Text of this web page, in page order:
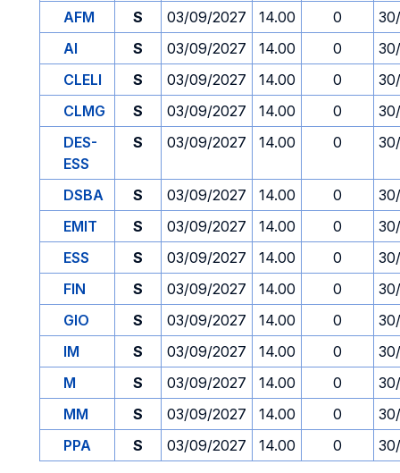
AFM S 03/09/2027 14.00 0
AI
S 03/09/2027 14.00 0
CLELI
S 03/09/2027 14.00 0
CLMG
S 03/09/2027 14.00 0
DES-
ESS
S 03/09/2027 14.00 0
DSBA S 03/09/2027 14.00 0
EMIT
S 03/09/2027 14.00 0
ESS
S 03/09/2027 14.00 0
FIN
S 03/09/2027 14.00 0
GIO
S 03/09/2027 14.00 0
IM
S 03/09/2027 14.00 0
M
S 03/09/2027 14.00 0
MM
S 03/09/2027 14.00 0
PPA
S 03/09/2027 14.00 0